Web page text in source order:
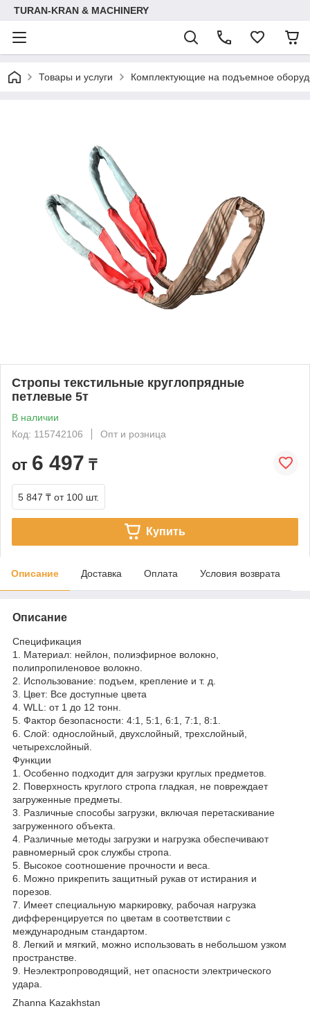
TURAN-KRAN & MACHINERY
Товары и услуги Комплектующие на подъемное
Стропы текстильные круглопрядные
петлевые 5т
В наличии
Код: 115742106
Опт и розница
от 6 497 ₸
5 847 ₸ от 100 шт.
Купить
Описание Доставка Оплата Условия возврата
Описание
Спецификация
1. Материал: нейлон, полиэфирное волокно,
полипропиленовое волокно.
2. Использование: подъем, крепление и т. д.
3. Цвет: Все доступные цвета
4. WLL: от 1 до 12 тонн.
5. Фактор безопасности: 4:1, 5:1, 6:1, 7:1, 8:1.
6. Слой: однослойный, двухслойный, трехслойный,
четырехслойный.
Функции
1. Особенно подходит для загрузки круглых предметов.
2. Поверхность круглого стропа гладкая, не повреждает
загруженные предметы.
3. Различные способы загрузки, включая перетаскивание
загруженного объекта.
4. Различные методы загрузки и нагрузка обеспечивают
равномерный срок службы стропа.
5. Высокое соотношение прочности и веса.
6. Можно прикрепить защитный рукав от истирания и
порезов.
7. Имеет специальную маркировку, рабочая нагрузка
дифференцируется по цветам в соответствии с
международным стандартом.
8. Легкий и мягкий, можно использовать в небольшом узком
пространстве.
9. Неэлектропроводящий, нет опасности электрического
удара.
Zhanna Kazakhstan